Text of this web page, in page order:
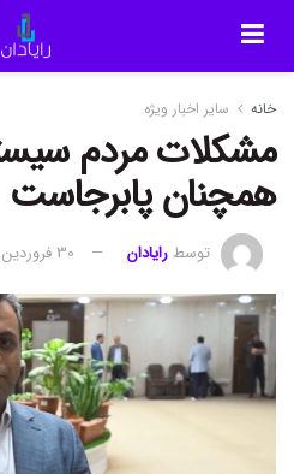
خانه سایر اخبار ویژه
مشکلات مردم
همچنان پابرجاست
توسطرایادان 30 فروردین 1403